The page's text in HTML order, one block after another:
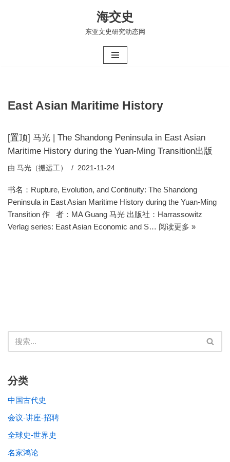
海交史
东亚文史研究动态网
East Asian Maritime History
[置顶] 马光 | The Shandong Peninsula in East Asian
Maritime History during the Yuan-Ming Transition出版
由 马光（搬运工） 2021-11-24
书名：Rupture, Evolution, and Continuity: The Shandong
Peninsula in East Asian Maritime History during the Yuan-Ming
Transition 作 者：MA Guang 马光 出版社：Harrassowitz
Verlag series: East Asian Economic and S… 阅读更多 »
分类
中国古代史
会议-讲座-招聘
全球史-世界史
名家鸿论